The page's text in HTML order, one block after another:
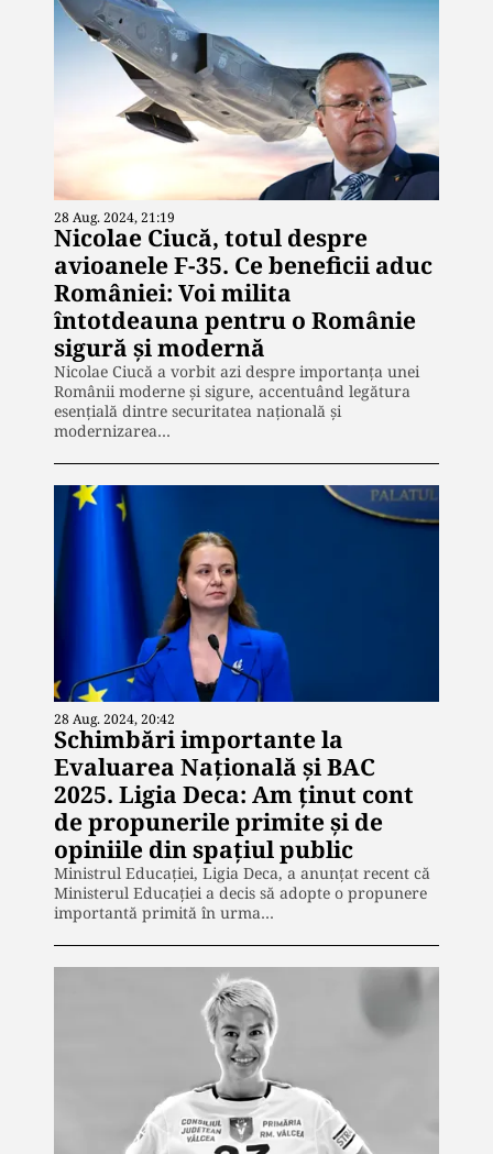
28 Aug. 2024, 21:19
Nicolae Ciucă, totul despre
avioanele F-35. Ce beneficii aduc
României: Voi milita
întotdeauna pentru o Românie
sigură și modernă
Nicolae Ciucă a vorbit azi despre importanța unei
Românii moderne și sigure, accentuând legătura
esențială dintre securitatea națională și
modernizarea…
28 Aug. 2024, 20:42
Schimbări importante la
Evaluarea Națională și BAC
2025. Ligia Deca: Am ținut cont
de propunerile primite și de
opiniile din spațiul public
Ministrul Educației, Ligia Deca, a anunțat recent că
Ministerul Educației a decis să adopte o propunere
importantă primită în urma…